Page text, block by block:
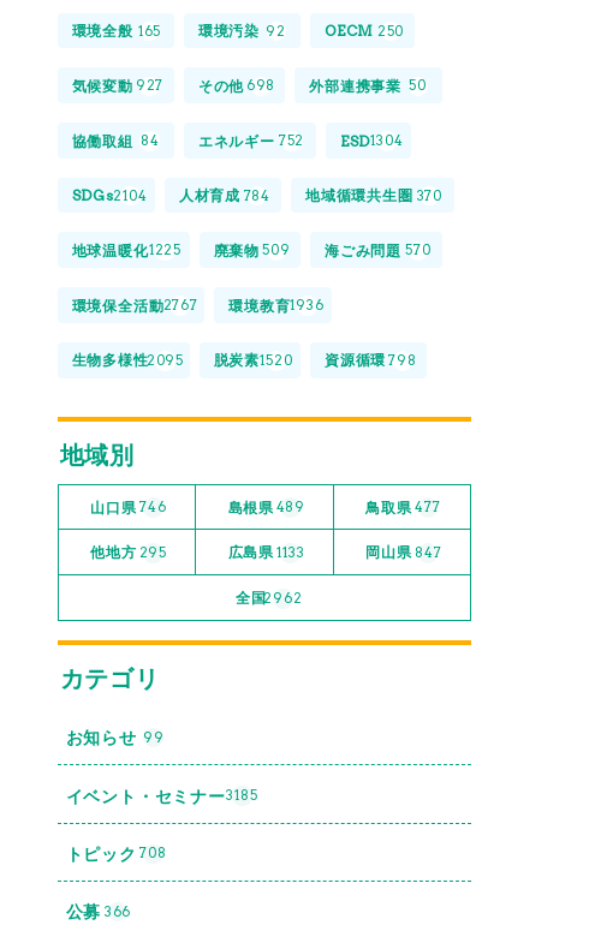
環境全般 165 環境汚染 92 OECM 250
気候変動 927 その他 698 外部連携事業 50
協働取組 84 エネルギー 752 ESD1304
SDGs2104 人材育成 784 地域循環共生圏 370
地球温暖化1225 廃棄物 509 海ごみ問題 570
環境保全活動2767 環境教育1936
生物多様性2095 脱炭素1520 資源循環 798
地域別
山口県 746 島根県 489 鳥取県 477
他地方 295 広島県1133 岡山県 847
全国2962
カテゴリ
お知らせ 99
イベント・セミナー3185
トピック 708
公募 366